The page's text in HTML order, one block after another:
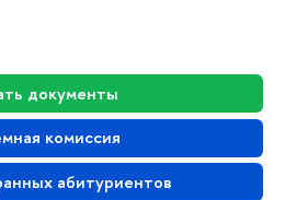
документы
комиссия
абитуриентов